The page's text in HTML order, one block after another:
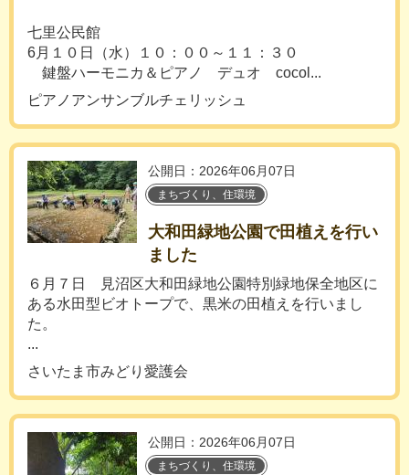
七里公民館
6月１０日（水）１０：００～１１：３０
鍵盤ハーモニカ＆ピアノ デュオ cocol...
ピアノアンサンブルチェリッシュ
公開日：2026年06月07日
まちづくり、住環境
大和田緑地公園で田植えを行い
ました
６月７日 見沼区大和田緑地公園特別緑地保全地区に
ある水田型ビオトープで、黒米の田植えを行いまし
た。
...
さいたま市みどり愛護会
公開日：2026年06月07日
まちづくり、住環境